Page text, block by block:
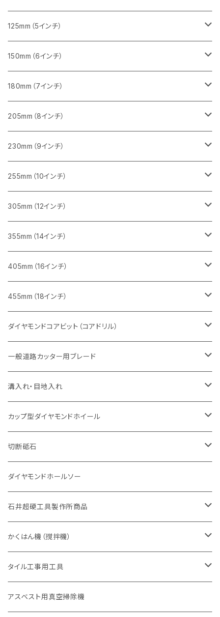
セグメント（一般道路カッター用
セグメント（一般道路カッター用
セグメント（特殊凸凹加工チップ）
セグメント
セグメント（特殊凸凹加工チップ）
405mm（16インチ）
セグメントタイプ
砥石（補強綱入り）
一般道路カッター用
305ｍｍ（12インチ）
一般道路カッター用
355ｍｍ（14インチ）
一般道路カッター用
405mm（16インチ）
一般道路カッター用
455ｍｍ（18インチ）
一般道路カッター用
タイル切断用
みかげ石（御影石）切断用
コンクリート切断用
ブロック切断用
レンガ切断用
インターロッキング切断用
鋳鉄管切断用
ヒューム管・U字溝切断用
125mm（5インチ）
タイル切断用
みかげ石（御影石）切断用
コンクリート切断用
ブロック切断用
レンガ切断用
インターロッキング切断用
鋳鉄管切断用
ヒューム管・U字溝切断用
FRP切断用
塩ビ管・キッチンパネル切断用
大理石
150mm（6インチ）
みかげ石（御影石）切断用
コンクリート切断用
ブロック切断用
レンガ切断用
インターロッキング切断用
鋳鉄管切断用
ヒューム管・U字溝切断用
180mm（7インチ）
みかげ石（御影石）切断用
コンクリート切断用
ブロック切断用
レンガ切断用
インターロッキング切断用
鋳鉄管切断用
ヒューム管・U字溝切断用
205mm（8インチ）
みかげ石（御影石）切断用
コンクリート切断用
ブロック切断用
レンガ切断用
インターロッキング切断用
鋳鉄管切断用
ヒューム管・U字溝切断用
230mm（9インチ）
みかげ石（御影石）切断用
コンクリート切断用
ブロック切断用
レンガ切断用
インターロッキング切断用
鋳鉄管切断用
ヒューム管・U字溝切断用
255mm（10インチ）
コンクリート切断用
一般道路カッター用
ブロック切断用
レンガ切断用
インターロッキング切断用
一般道路カッター用
ヒューム管・U字溝切断用
アスファルト切断用
一般道路カッター用
305mm（12インチ）
みかげ石（御影石）切断用
セグメント
セグメント（特殊凹凸加工チップ
鉄筋コンクリート切断用
セグメントタイプ
コンクリート切断用
セグメント
セグメント（特殊凸凹加工チップ
ブロック切断用
セグメント
セグメント（特殊凸凹加工チップ
レンガ切断用
セグメント
セグメント（特殊凸凹加工チップ
インターロッキング切断用
セグメントタイプ
一般道路カッター用
鋳鉄管切断用
セグメントタイプ
埋設鋳鉄管工事対応タイプ
ヒューム管・U字溝切断用
セグメント
セグメント（特殊凸凹加工チップ
アスファルト切断用
一般道路カッター用
355mm（14インチ）
みかげ石（御影石）切断用
セグメント
セグメント（特殊凸凹加工チップ
鉄筋コンクリート切断用
セグメントタイプ
コンクリート切断用
セグメント
セグメント（特殊凸凹加工チップ
ブロック切断用
セグメント
セグメント（特殊凸凹加工チップ
レンガ切断用
セグメント
セグメント（特殊凸凹加工チップ
インターロッキング切断用
セグメントタイプ
一般道路カッター用
鋳鉄管切断用
セグメントタイプ
埋設鋳鉄管工事対応タイプ
ヒューム管・U字溝切断用
セグメントタイプ
セグメント（特殊凸凹加工チップ
アスファルト切断用
一般道路カッター用
405mm（16インチ）
みかげ石（御影石）切断用
セグメントタイプ
コンクリート切断用
セグメントタイプ
一般道路カッター用
鉄筋コンクリート切断用
セグメントタイプ
インターロッキング切断用
セグメントタイプ
一般道路カッター用
鋳鉄管切断用
セグメントタイプ
埋設鋳鉄管工事対応タイプ
ヒューム管・U字溝切断用
セグメントタイプ
アスファルト切断用
一般道路カッター用
455mm（18インチ）
道路コンクリート切断用
道路アスファルト切断用
ダイヤモンドコアビット（コアドリル）
Aロット
有効長 250mm
有効長 370mm
Ｃロット
有効長 250mm
M27
有効長 250mm
一般道路カッター用ブレード
道路（アスファルト用）
255mm（10インチ）
305mm（12インチ）
道路（コンクリート舗装面）
255mm（10インチ）
305mm（12インチ）
道路（アス・コン兼用）
305mm（12インチ）
355mm（14インチ）
溝入れ・目地入れ
V型チップ
ストレート型チップ
U型チップ
カップ型ダイヤモンドホイール
100mm（4インチ）
125mm（5インチ）
切断砥石
金属用
305mm（12インチ）
355mm（14インチ）
非金属用
305mm（12インチ）
355mm（14インチ）
ダイヤモンドホールソー
石井超硬工具製作所商品
押し切り（タイル切断機）
本体
電動切断機
本体
ブリック＆ブロック用切断機
かくはん機（撹拌機）
本体
低速回転
付属品
タイル工事用工具
手動工具
アスベスト用真空掃除機